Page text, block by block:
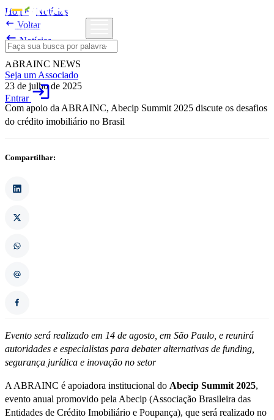
Seja um Associado
Entrarlogin
Home/Notícias
 Voltar
Notícias
ABRAINC NEWS
23 de julho de 2025
Com apoio da ABRAINC, Abecip Summit 2025 discute os desafios
do crédito imobiliário no Brasil
Compartilhar:
Evento será realizado em 14 de agosto, em São Paulo, e reunirá
autoridades e especialistas para debater alternativas de funding,
segurança jurídica e inovação no setor
A ABRAINC é apoiadora institucional do Abecip Summit 2025,
evento anual promovido pela Abecip (Associação Brasileira das
Entidades de Crédito Imobiliário e Poupança), que será realizado no